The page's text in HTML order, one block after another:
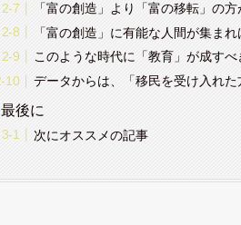
「富の創造」より「富の移転」の
「富の創造」に有能な人間が集ま
このような時代に「教育」が成す
データからは、「移民を受け入れ
最後に
次にオススメの記事